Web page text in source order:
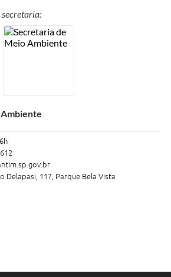
Delapasi, 117, Parque Bela Vista